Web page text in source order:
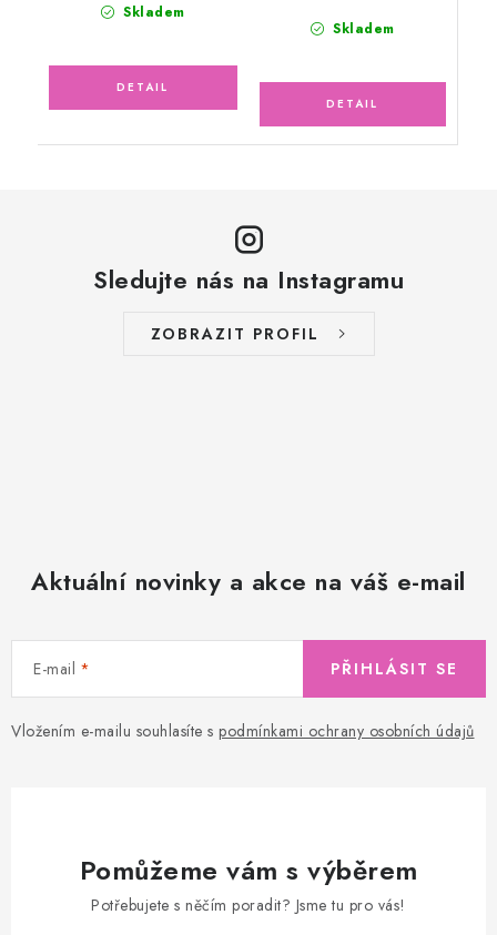
Skladem
Skladem
Sledujte nás na Instagramu
ZOBRAZIT PROFIL
Aktuální novinky a akce na váš e-mail
E-mail
Vložením e-mailu souhlasíte s podmínkami ochrany osobních údajů
PŘIHLÁSIT SE
Pomůžeme vám s výběrem
Potřebujete s něčím poradit? Jsme tu pro vás!